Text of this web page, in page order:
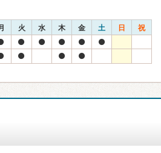
火 水 木 金 土 日 祝